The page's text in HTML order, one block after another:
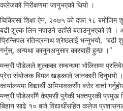
कलेजको निरीक्षणमा जानुभएको थियो ।
चिकित्सा शिक्षा ऐन, २०७५ को दफा १८
बढी शुल्क लिन नपाउने उहाँले बताउनुभएको हो
प्रिन्सिपल रतिन्द्रनाथ श्रेष्ठलाई भन्नुभयो,
गर्नुस्, अन्यथा कानुनअनुसार कारबाही हुन्छ ।’’
मन्त्री पौडेलले शुल्कका सम्बन्धमा भोलिसम्म
प्रेस संयोजक बिमल खड्काले जानकारी दिनुभयो ।
कार्यालयमा विद्यार्थी अभिभावकसँग बसेर वार्ता
मन्त्री पौडेलसँगै केएमसी पुगेकी भक्तपुरकी प्रमुख
बिहान साढे १० बजे विद्यार्थीसहित कलेज